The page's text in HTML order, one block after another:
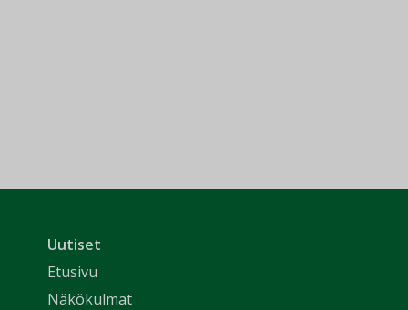
Uutiset
Etusivu
Näkökulmat